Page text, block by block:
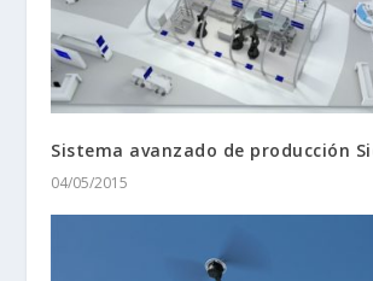
Sistema avanzado de producción
04/05/2015